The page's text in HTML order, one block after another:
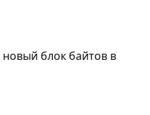
блок байтов в